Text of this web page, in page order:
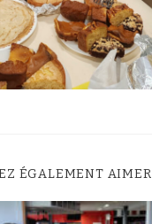
ÉGALEMENT AIMER